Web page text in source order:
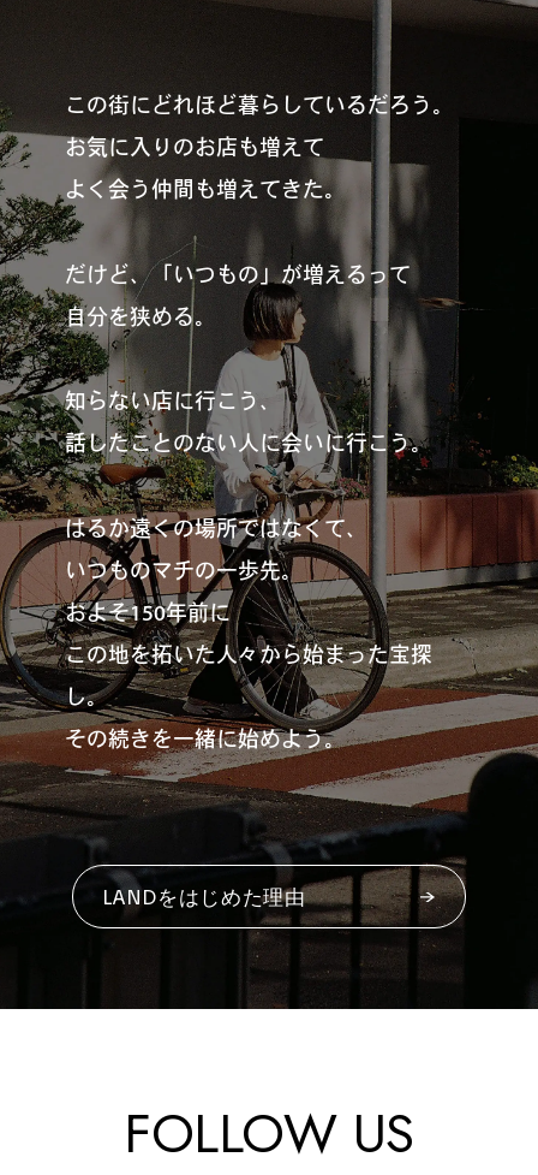
#夢中になれる、仕事のは
なし
#SapporoDiscoveryRoom
花・植物と暮らそう
#編集部の好きな店
#飛行機で行かない海外旅
行
#札幌カレー探訪
狸の一歩
この車と暮らす理由
この街にどれほど暮らしているだろう。
お気に入りのお店も増えて
よく会う仲間も増えてきた。
だけど、「いつもの」が増えるって
自分を狭める。
知らない店に行こう、
話したことのない人に会いに行こう。
はるか遠くの場所ではなくて、
いつものマチの一歩先。
およそ150年前に
この地を拓いた人々から始まった宝探
し。
その続きを一緒に始めよう。
LANDをはじめた理由
FOLLOW US